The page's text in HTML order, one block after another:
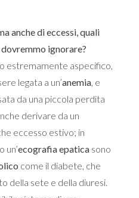
anche di eccessi, quali
ignorare?
estremamente aspecifico,
legata a un’anemia, e
da una piccola perdita
derivare da un
eccesso estivo; in
o un’ecografia epatica sono
come il diabete, che
della sete e della diuresi.